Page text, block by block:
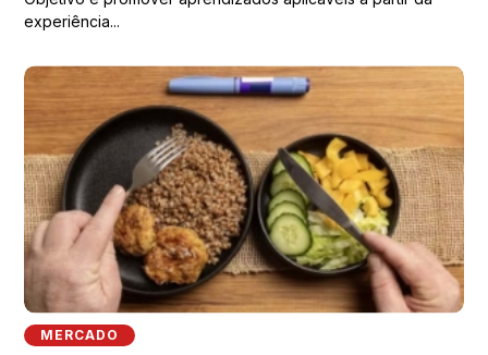
experiência...
MERCADO